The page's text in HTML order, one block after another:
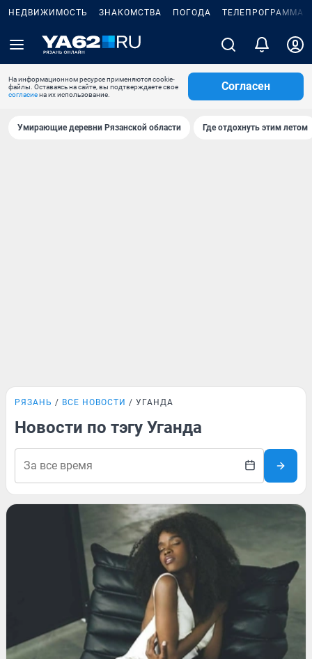
НЕДВИЖИМОСТЬ ЗНАКОМСТВА ПОГОДА ТЕЛЕПРОГРАММА
На информационном ресурсе применяются cookie-
файлы. Оставаясь на сайте, вы подтверждаете свое
согласиена их использование.
Согласен
Умирающие деревни Рязанской области Где отдохнуть этим летом
РЯЗАНЬ ВСЕ НОВОСТИ УГАНДА
Новости по тэгу Уганда